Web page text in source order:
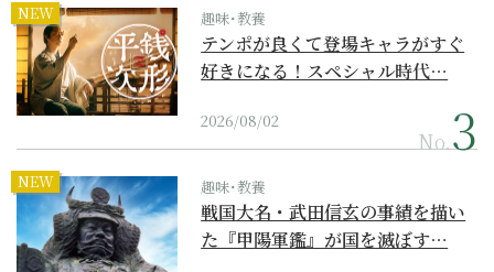
NEW 趣味･教養
テンポが良くて登場キャラがすぐ
好きになる！スペシャル時代…
2026/08/02
No.
NEW 趣味･教養
戦国大名・武田信玄の事績を描い
た『甲陽軍鑑』が国を滅ぼす…